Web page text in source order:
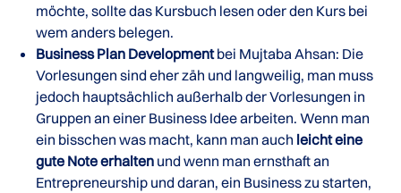
möchte, sollte das Kursbuch lesen oder den Kurs bei
wem anders belegen.
Business Plan Developmentbei Mujtaba Ahsan: Die
Vorlesungen sind eher zäh und langweilig, man muss
jedoch hauptsächlich außerhalb der Vorlesungen in
Gruppen an einer Business Idee arbeiten. Wenn man
ein bisschen was macht, kann man auch leicht eine
gute Note erhalten und wenn man ernsthaft an
Entrepreneurship und daran, ein Business zu starten,